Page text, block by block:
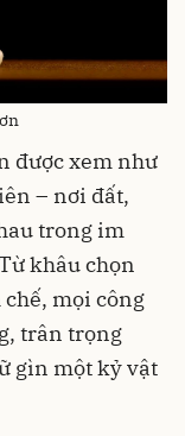
được xem như
– nơi đất,
trong im
khâu chọn
mọi công
trân trọng
gìn một kỷ vật